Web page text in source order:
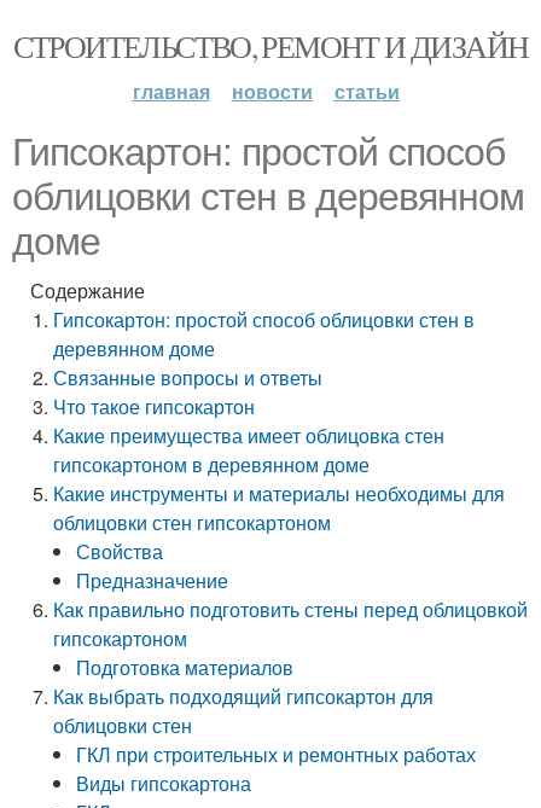
СТРОИТЕЛЬСТВО, РЕМОНТ И ДИЗАЙН
главная новости статьи
Гипсокартон: простой способ
облицовки стен в деревянном
доме
Содержание
Гипсокартон: простой способ облицовки стен в
деревянном доме
Связанные вопросы и ответы
Что такое гипсокартон
Какие преимущества имеет облицовка стен
гипсокартоном в деревянном доме
Какие инструменты и материалы необходимы для
облицовки стен гипсокартоном
Свойства
Предназначение
Как правильно подготовить стены перед облицовкой
гипсокартоном
Подготовка материалов
Как выбрать подходящий гипсокартон для
облицовки стен
ГКЛ при строительных и ремонтных работах
Виды гипсокартона